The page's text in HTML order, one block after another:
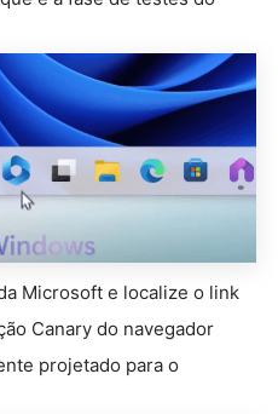
Microsoft e localize o link
Canary do navegador
projetado para o